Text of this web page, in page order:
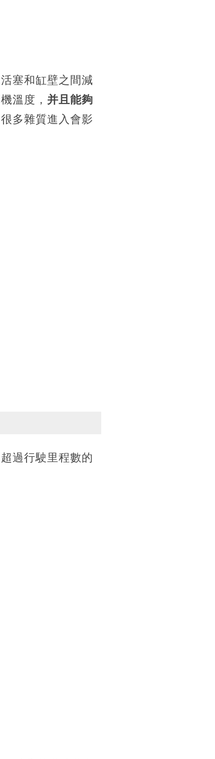
活塞和缸壁之間減
溫度， 并且能夠
多雜質進入會影
過行駛里程數的